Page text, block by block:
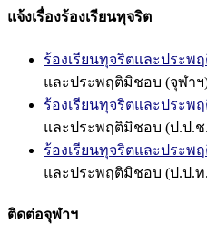
แจ้งเรื่องร้องเรียนทุจริต
ร้องเรียนทุจริตและประพ
และประพฤติมิชอบ (จุฬาฯ
ร้องเรียนทุจริตและประพ
และประพฤติมิชอบ (ป.ป.ช
ร้องเรียนทุจริตและประพ
และประพฤติมิชอบ (ป.ป.ท
ติดต่อจุฬาฯ